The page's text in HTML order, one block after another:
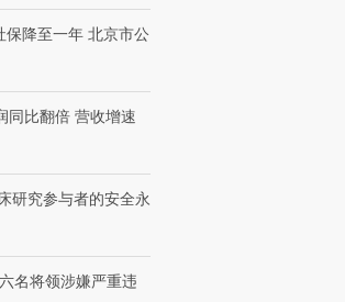
保降至一年 北京市公
同比翻倍 营收增速
研究参与者的安全永
名将领涉嫌严重违